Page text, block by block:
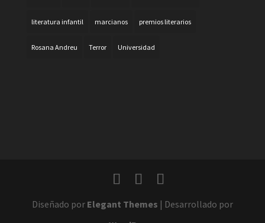
literatura infantil marcianos premios literarios
Rosana Andreu Terror Universidad
Diseñado por Elegant Themes | Desarrollado por